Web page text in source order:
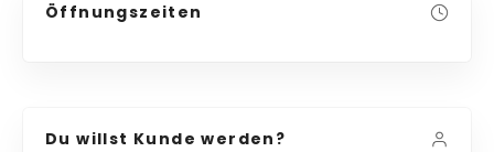
Öffnungszeiten
Du willst Kunde werden?